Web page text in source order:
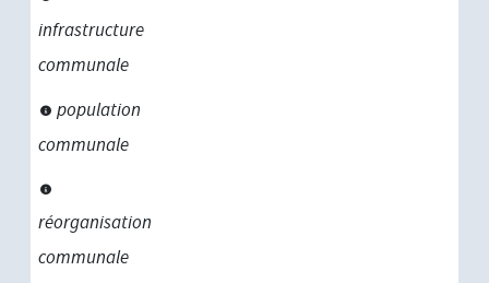
infrastructure
communale
population
communale
réorganisation
communale